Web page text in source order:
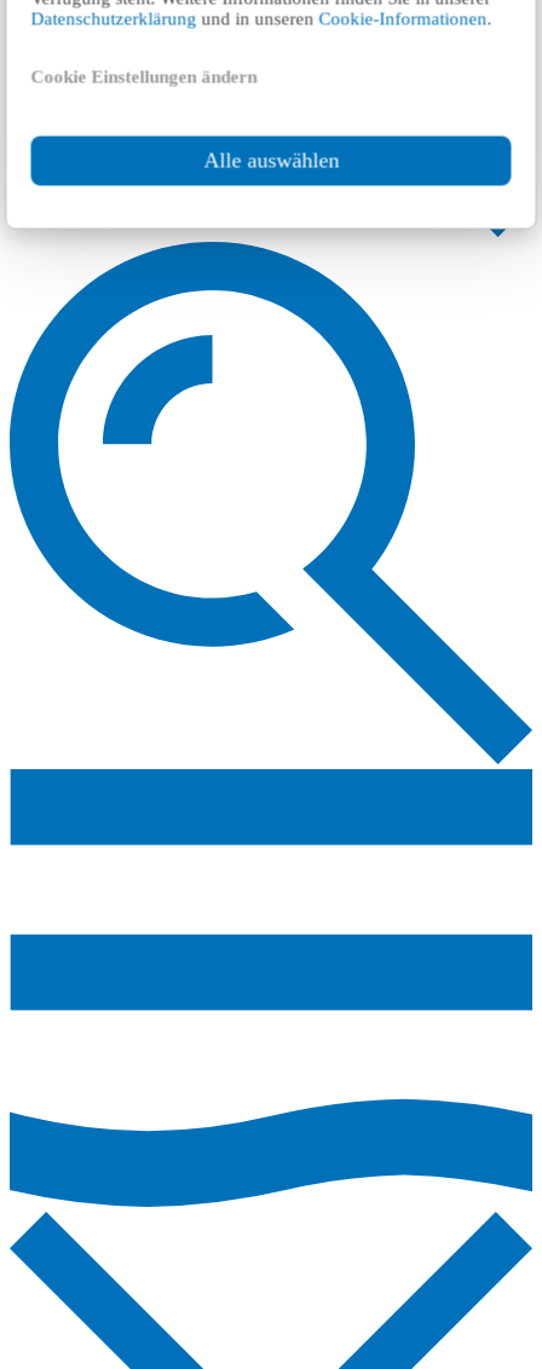
Datenschutzerklärung und in unserenCookie-Informationen.
Cookie Einstellungen ändern
Alle auswählen